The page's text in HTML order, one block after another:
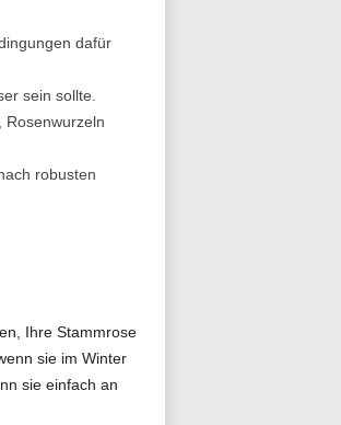
dafür
sein sollte.
Rosenwurzeln
robusten
Ihre Stammrose
sie im Winter
sie einfach an